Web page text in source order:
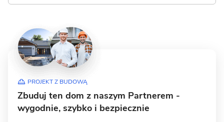
PROJEKT Z BUDOWĄ
Zbuduj ten dom z naszym Partnerem -
wygodnie, szybko i bezpiecznie